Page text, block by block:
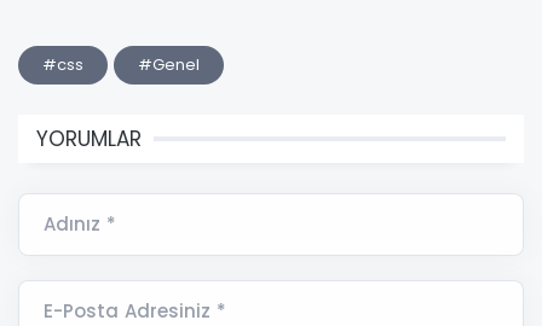
#css #Genel
YORUMLAR
Adınız *
E-Posta Adresiniz *